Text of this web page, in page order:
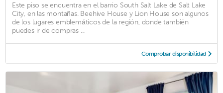
Este piso se encuentra en el barrio South Salt Lake de Salt Lake
City, en las montañas. Beehive House y Lion House son algunos
de los lugares emblemáticos de la región, donde también
puedes ir de compras ...
Comprobar disponibilidad